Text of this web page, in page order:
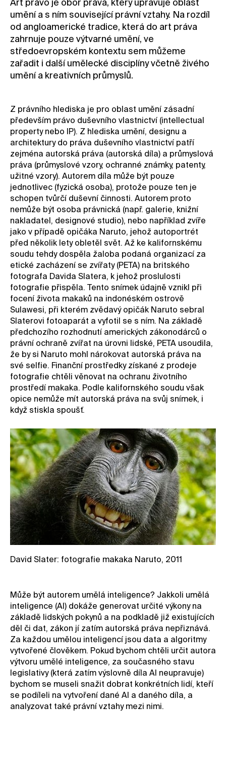
Kontakt
Novinky
Pro média
Pronájem prostor
Volné pozice
Art právo je obor práva, který upravuje oblast
umění a s ním související právní vztahy. Na rozdíl
od angloamerické tradice, která do art práva
zahrnuje pouze výtvarné umění, ve
středoevropském kontextu sem můžeme
zařadit i další umělecké disciplíny včetně živého
umění a kreativních průmyslů.
Z právního hlediska je pro oblast umění zásadní
především právo duševního vlastnictví (intellectual
property nebo IP). Z hlediska umění, designu a
architektury do práva duševního vlastnictví patří
zejména autorská práva (autorská díla) a průmyslová
práva (průmyslové vzory, ochranné známky, patenty,
užitné vzory). Autorem díla může být pouze
jednotlivec (fyzická osoba), protože pouze ten je
schopen tvůrčí duševní činnosti. Autorem proto
nemůže být osoba právnická (např. galerie, knižní
nakladatel, designové studio), nebo například zvíře
jako v případě opičáka Naruto, jehož autoportrét
před několik lety obletěl svět. Až ke kalifornskému
soudu tehdy dospěla žaloba podaná organizací za
etické zacházení se zvířaty (PETA) na britského
fotografa Davida Slatera, k jehož proslulosti
fotografie přispěla. Tento snímek údajně vznikl při
focení života makaků na indonéském ostrově
Sulawesi, při kterém zvědavý opičák Naruto sebral
Slaterovi fotoaparát a vyfotil se s ním. Na základě
předchozího rozhodnutí amerických zákonodárců o
právní ochraně zvířat na úrovni lidské, PETA usoudila,
že by si Naruto mohl nárokovat autorská práva na
své selfie. Finanční prostředky získané z prodeje
fotografie chtěli věnovat na ochranu životního
prostředí makaka. Podle kalifornského soudu však
opice nemůže mít autorská práva na svůj snímek, i
když stiskla spoušť.
David Slater: fotografie makaka Naruto, 2011
Může být autorem umělá inteligence? Jakkoli umělá
inteligence (AI) dokáže generovat určité výkony na
základě lidských pokynů a na podkladě již existujících
děl či dat, zákon jí zatím autorská práva nepřiznává.
Za každou umělou inteligencí jsou data a algoritmy
vytvořené člověkem. Pokud bychom chtěli určit autora
výtvoru umělé inteligence, za současného stavu
legislativy (která zatím výslovně díla AI neupravuje)
bychom se museli snažit dobrat konkrétních lidí, kteří
se podíleli na vytvoření dané AI a daného díla, a
analyzovat také právní vztahy mezi nimi.